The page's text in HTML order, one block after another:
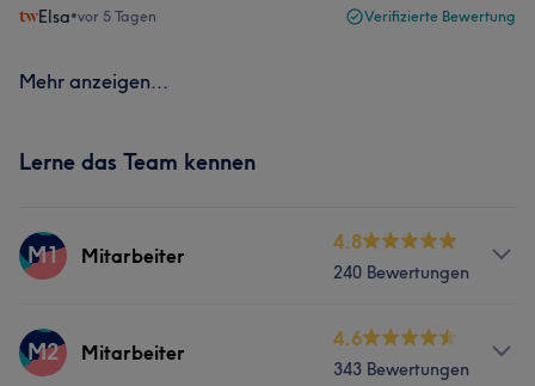
Elsa•vor 5 Tagen Verifizierte Bewertung
Mehr anzeigen...
Lerne das Team kennen
M1 Mitarbeiter
4.8
240 Bewertungen
Services
M2 Mitarbeiter
4.6
343 Bewertungen